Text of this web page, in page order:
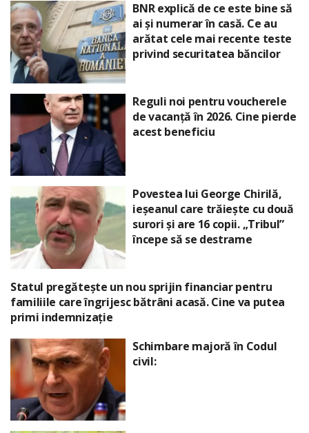
BNR explică de ce este bine să
ai și numerar în casă. Ce au
arătat cele mai recente teste
privind securitatea băncilor
Reguli noi pentru voucherele
de vacanță în 2026. Cine pierde
acest beneficiu
Povestea lui George Chirilă,
ieșeanul care trăiește cu două
surori și are 16 copii. „Tribul”
începe să se destrame
Statul pregătește un nou sprijin financiar pentru
familiile care îngrijesc bătrâni acasă. Cine va putea
primi indemnizație
Schimbare majoră în Codul
civil: